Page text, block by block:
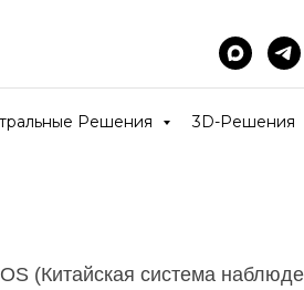
Решения 3D-Решения
(Китайская система